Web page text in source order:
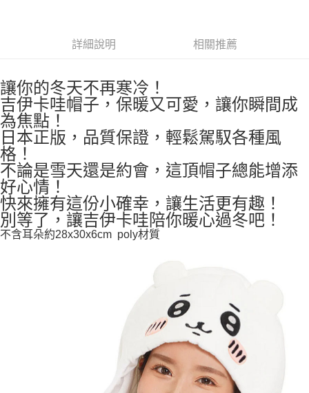
每筆NT$65，滿NT$999(含以上)免運費
每筆NT$65，滿NT$999(含以上)免運費
付款後7-11取貨
每筆NT$65，滿NT$999(含以上)免運費
宅配
每筆NT$100，滿NT$999(含以上)免運費
詳細說明 相關推薦
讓你的冬天不再寒冷！
吉伊卡哇帽子，保暖又可愛，讓你瞬間成
為焦點！
日本正版，品質保證，輕鬆駕馭各種風
格！
不論是雪天還是約會，這頂帽子總能增添
好心情！
快來擁有這份小確幸，讓生活更有趣！
別等了，讓吉伊卡哇陪你暖心過冬吧！
不含耳朵約28x30x6cm poly材質